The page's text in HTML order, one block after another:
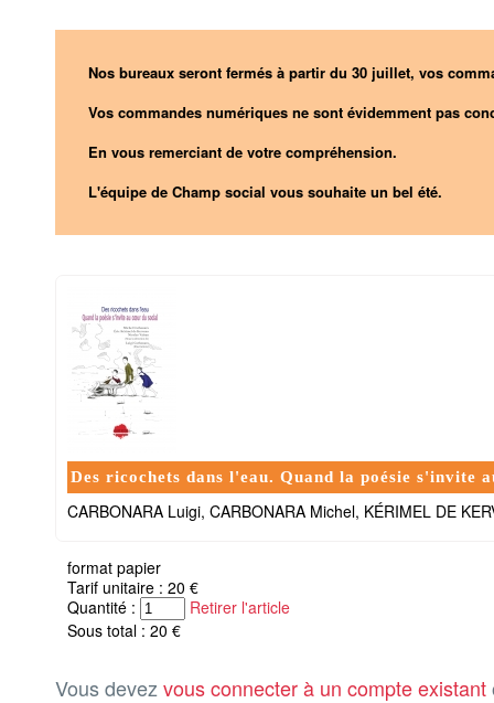
Nos bureaux seront fermés à partir du 30 juillet, vos
Vos commandes numériques ne sont évidemment pas
En vous remerciant de votre compréhension.
L'équipe de Champ social vous souhaite un bel été.
Des ricochets dans l'eau. Quand la poésie s'invite
CARBONARA Luigi, CARBONARA Michel, KÉRIMEL DE
format papier
Tarif unitaire : 20 €
Quantité :
Retirer l'article
Sous total : 20 €
Vous devez vous connecter à un compte existant